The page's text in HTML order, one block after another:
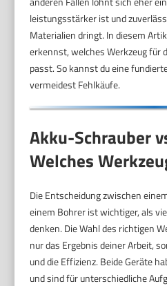
leistungsstärker ist und
Materialien dringt. In diesem
erkennst, welches Werkzeug für
passt. So kannst du eine
vermeidest Fehlkäufe.
Akku-Schrauber
Welches
Die Entscheidung zwischen
einem Bohrer ist wichtiger, als
denken. Die Wahl des richtigen
nur das Ergebnis deiner Arbeit,
und die Effizienz. Beide Geräte
und sind für unterschiedliche